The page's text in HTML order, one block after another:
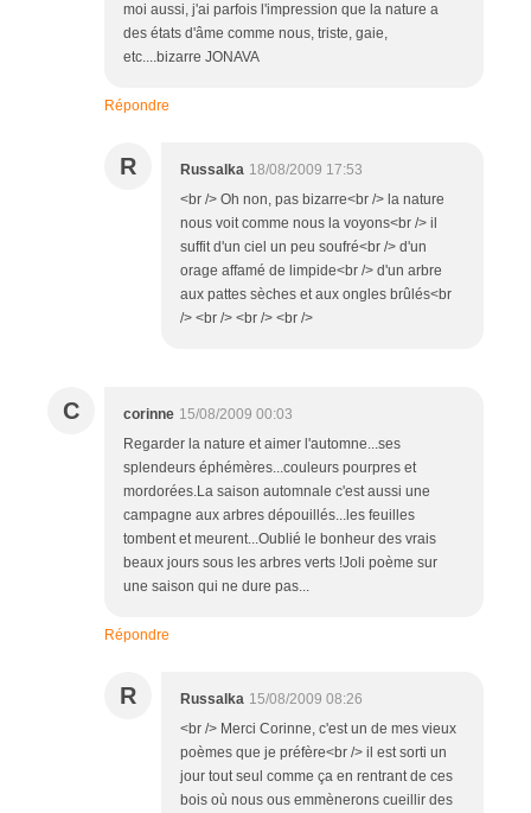
moi aussi, j'ai parfois l'impression que la nature a
des états d'âme comme nous, triste, gaie,
etc....bizarre JONAVA
Répondre
R Russalka 18/08/2009 17:53
<br /> Oh non, pas bizarre<br /> la nature
nous voit comme nous la voyons<br /> il
suffit d'un ciel un peu soufré<br /> d'un
orage affamé de limpide<br /> d'un arbre
aux pattes sèches et aux ongles brûlés<br
/> <br /> <br /> <br />
C corinne 15/08/2009 00:03
Regarder la nature et aimer l'automne...ses
splendeurs éphémères...couleurs pourpres et
mordorées.La saison automnale c'est aussi une
campagne aux arbres dépouillés...les feuilles
tombent et meurent...Oublié le bonheur des vrais
beaux jours sous les arbres verts !Joli poème sur
une saison qui ne dure pas...
Répondre
R Russalka 15/08/2009 08:26
<br /> Merci Corinne, c'est un de mes vieux
poèmes que je préfère<br /> il est sorti un
jour tout seul comme ça en rentrant de ces
bois où nous ous emmènerons cueillir des